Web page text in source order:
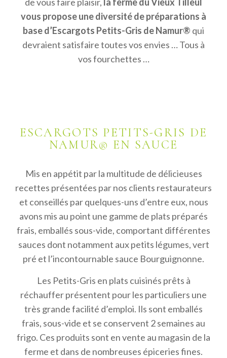
vous propose une diversité de préparations à
base d’Escargots Petits-Gris de Namur® qui
devraient satisfaire toutes vos envies … Tous à
vos fourchettes …
ESCARGOTS PETITS-GRIS DE
NAMUR® EN SAUCE
Mis en appétit par la multitude de délicieuses
recettes présentées par nos clients restaurateurs
et conseillés par quelques-uns d’entre eux, nous
avons mis au point une gamme de plats préparés
frais, emballés sous-vide, comportant différentes
sauces dont notamment aux petits légumes, vert
pré et l’incontournable sauce Bourguignonne.
Les Petits-Gris en plats cuisinés prêts à
réchauffer présentent pour les particuliers une
très grande facilité d’emploi. Ils sont emballés
frais, sous-vide et se conservent 2 semaines au
frigo. Ces produits sont en vente au magasin de la
ferme et dans de nombreuses épiceries fines.